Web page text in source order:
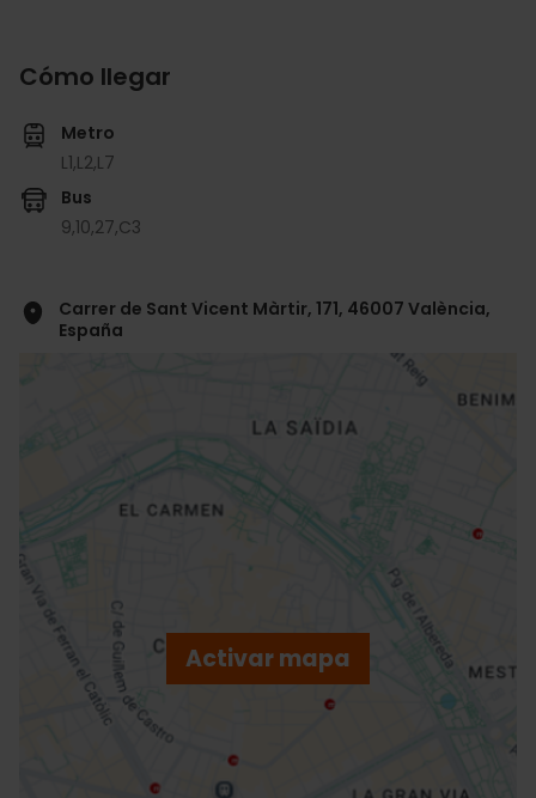
Cómo llegar
Metro
L1,L2,L7
Bus
9,10,27,C3
Carrer de Sant Vicent Màrtir, 171, 46007 València,
España
Activar mapa